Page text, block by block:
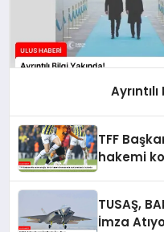
TFF
hakemi
TUSAŞ,
İmza